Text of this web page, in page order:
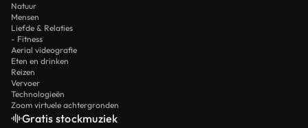
Natuur
Mensen
Liefde & Relaties
- Fitness
Aerial videografie
Eten en drinken
Reizen
Vervoer
Technologieën
Zoom virtuele achtergronden
Gratis stockmuziek